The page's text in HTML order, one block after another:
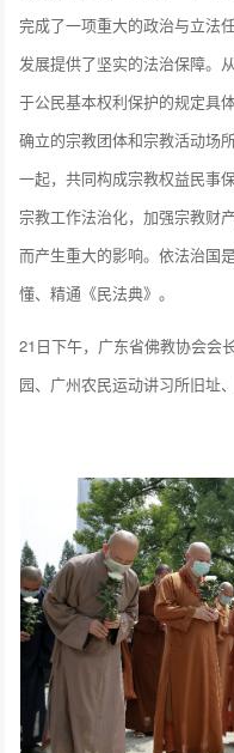
完成了一项重大的政治与立法
发展提供了坚实的法治保障。
于公民基本权利保护的规定具
确立的宗教团体和宗教活动场
一起，共同构成宗教权益民事
宗教工作法治化，加强宗教财
而产生重大的影响。依法治国
懂、精通《民法典》。
21日下午，广东省佛教协会会
园、广州农民运动讲习所旧址